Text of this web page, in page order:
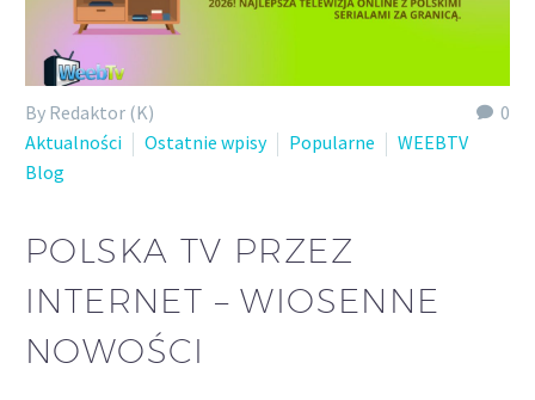
0
By Redaktor (K)
Aktualności
Ostatnie wpisy Popularne
WEEBTV
Blog
POLSKA TV PRZEZ
INTERNET – WIOSENNE
NOWOŚCI